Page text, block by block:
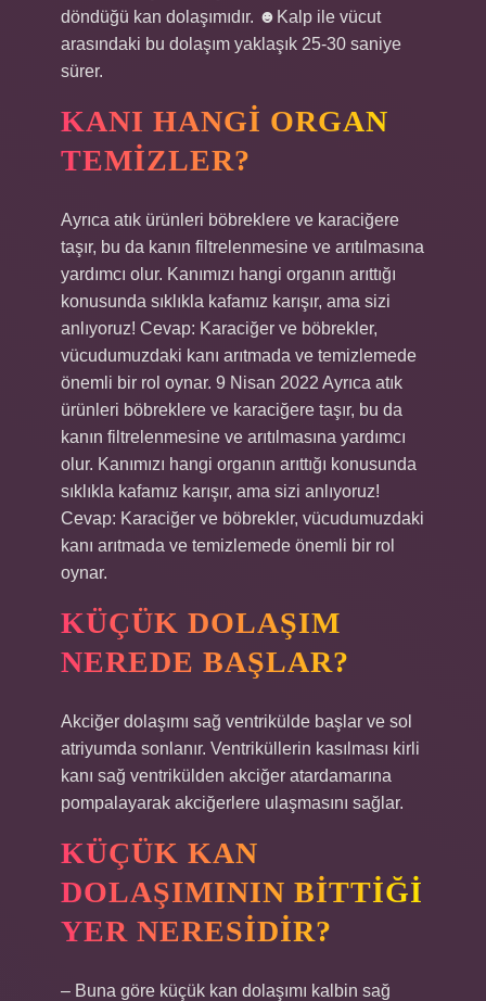
döndüğü kan dolaşımıdır. ☻Kalp ile vücut
arasındaki bu dolaşım yaklaşık 25-30 saniye
sürer.
KANI HANGI ORGAN
TEMIZLER?
Ayrıca atık ürünleri böbreklere ve karaciğere
taşır, bu da kanın filtrelenmesine ve arıtılmasına
yardımcı olur. Kanımızı hangi organın arıttığı
konusunda sıklıkla kafamız karışır, ama sizi
anlıyoruz! Cevap: Karaciğer ve böbrekler,
vücudumuzdaki kanı arıtmada ve temizlemede
önemli bir rol oynar. 9 Nisan 2022 Ayrıca atık
ürünleri böbreklere ve karaciğere taşır, bu da
kanın filtrelenmesine ve arıtılmasına yardımcı
olur. Kanımızı hangi organın arıttığı konusunda
sıklıkla kafamız karışır, ama sizi anlıyoruz!
Cevap: Karaciğer ve böbrekler, vücudumuzdaki
kanı arıtmada ve temizlemede önemli bir rol
oynar.
KÜÇÜK DOLAŞIM
NEREDE BAŞLAR?
Akciğer dolaşımı sağ ventrikülde başlar ve sol
atriyumda sonlanır. Ventriküllerin kasılması kirli
kanı sağ ventrikülden akciğer atardamarına
pompalayarak akciğerlere ulaşmasını sağlar.
KÜÇÜK KAN
DOLAŞIMININ BITTIĞI
YER NERESIDIR?
– Buna göre küçük kan dolaşımı kalbin sağ